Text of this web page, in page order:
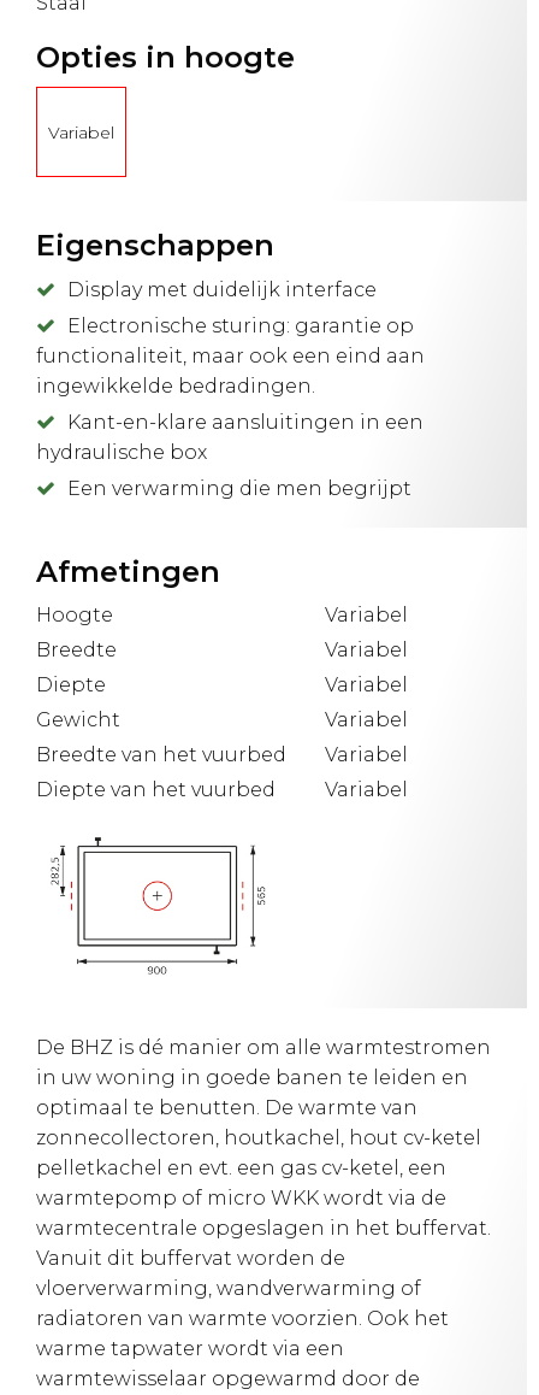
Opties in hoogte
Variabel
Eigenschappen
Display met duidelijk interface
Electronische sturing: garantie op
functionaliteit, maar ook een eind aan
ingewikkelde bedradingen.
Kant-en-klare aansluitingen in een
hydraulische box
Een verwarming die men begrijpt
Afmetingen
Hoogte
Variabel
Breedte
Variabel
Diepte
Variabel
Gewicht
Variabel
Breedte van het vuurbed
Variabel
Diepte van het vuurbed
Variabel
De BHZ is dé manier om alle warmtestromen
in uw woning in goede banen te leiden en
optimaal te benutten. De warmte van
zonnecollectoren, houtkachel, hout cv-ketel
pelletkachel en evt. een gas cv-ketel, een
warmtepomp of micro WKK wordt via de
warmtecentrale opgeslagen in het buffervat.
Vanuit dit buffervat worden de
vloerverwarming, wandverwarming of
radiatoren van warmte voorzien. Ook het
warme tapwater wordt via een
warmtewisselaar opgewarmd door de